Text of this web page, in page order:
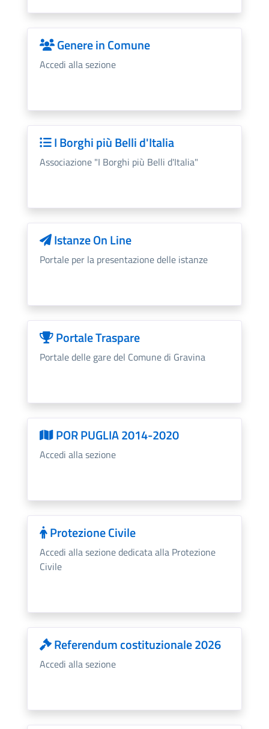
Genere in Comune
Accedi alla sezione
I Borghi più Belli d'Italia
Associazione "I Borghi più Belli d'Italia"
Istanze On Line
Portale per la presentazione delle istanze
Portale Traspare
Portale delle gare del Comune di Gravina
POR PUGLIA 2014-2020
Accedi alla sezione
Protezione Civile
Accedi alla sezione dedicata alla Protezione
Civile
Referendum costituzionale 2026
Accedi alla sezione